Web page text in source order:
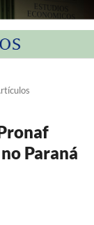
Paraná